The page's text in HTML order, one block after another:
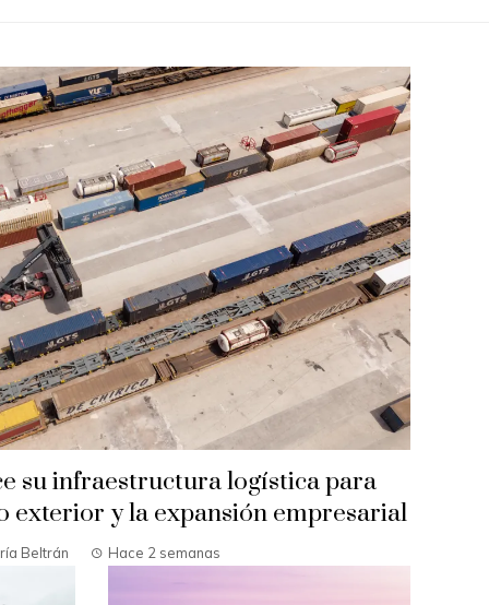
su infraestructura logística para
exterior y la expansión empresarial
Beltrán Hace 2 semanas